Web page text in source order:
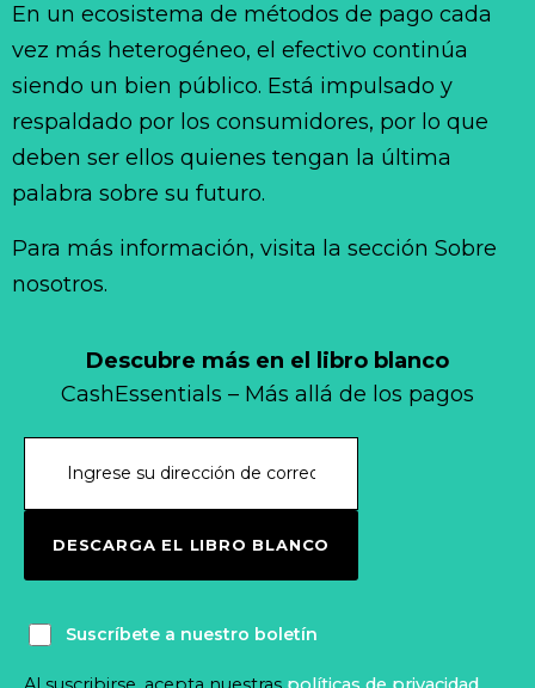
Descubre más en el libro blanco
CashEssentials – Más allá de los pagos
DESCARGA EL LIBRO BLANCO
Suscríbete a nuestro boletín
En un ecosistema de métodos de pago cada
vez más heterogéneo, el efectivo continúa
siendo un bien público. Está impulsado y
respaldado por los consumidores, por lo que
deben ser ellos quienes tengan la última
palabra sobre su futuro.
Para más información, visita la sección Sobre
nosotros.